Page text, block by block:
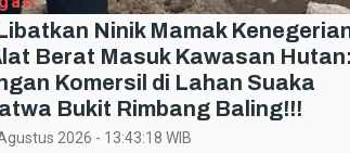
Ninik Mamak
Berat Masuk Kawasan Hutan:
Komersil di Lahan Suaka
Bukit Rimbang Baling!!!
2026 - 13:43:18WIB